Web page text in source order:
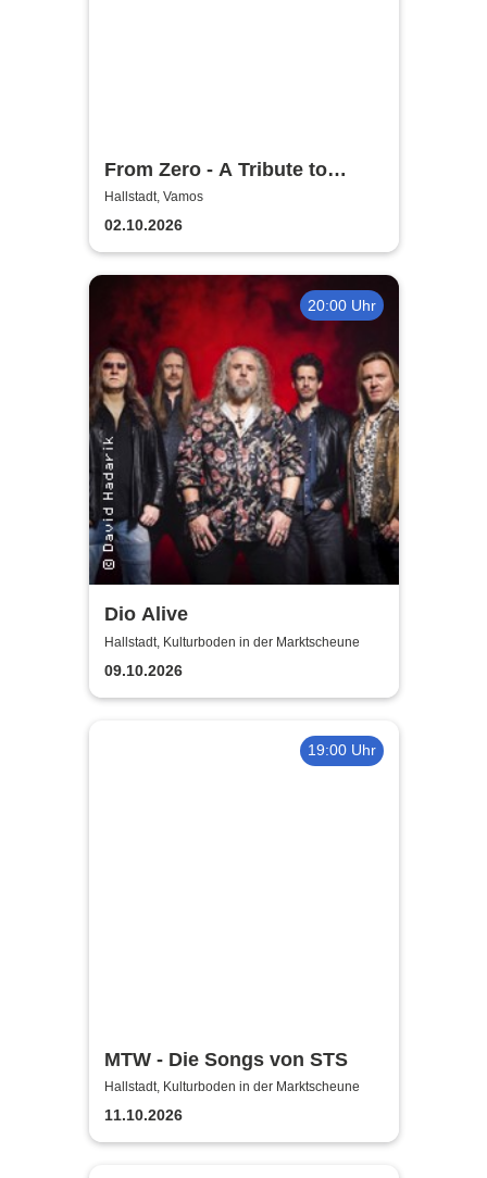
From Zero - A Tribute to
Linkin Park
Hallstadt, Vamos
02.10.2026
20:00 Uhr
Dio Alive
Hallstadt, Kulturboden in der Marktscheune
09.10.2026
19:00 Uhr
MTW - Die Songs von STS
Hallstadt, Kulturboden in der Marktscheune
11.10.2026